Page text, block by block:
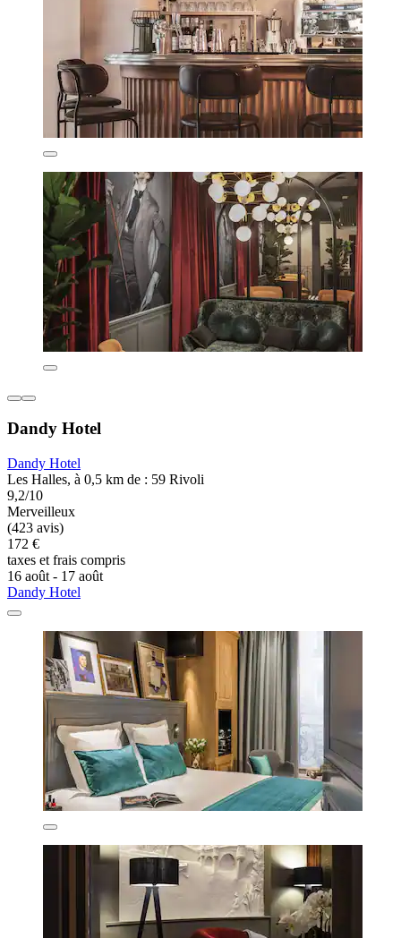
Dandy Hotel
Dandy Hotel
Les Halles, à 0,5 km de : 59 Rivoli
9,2/10
Merveilleux
(423 avis)
172 €
taxes et frais compris
16 août - 17 août
Dandy Hotel